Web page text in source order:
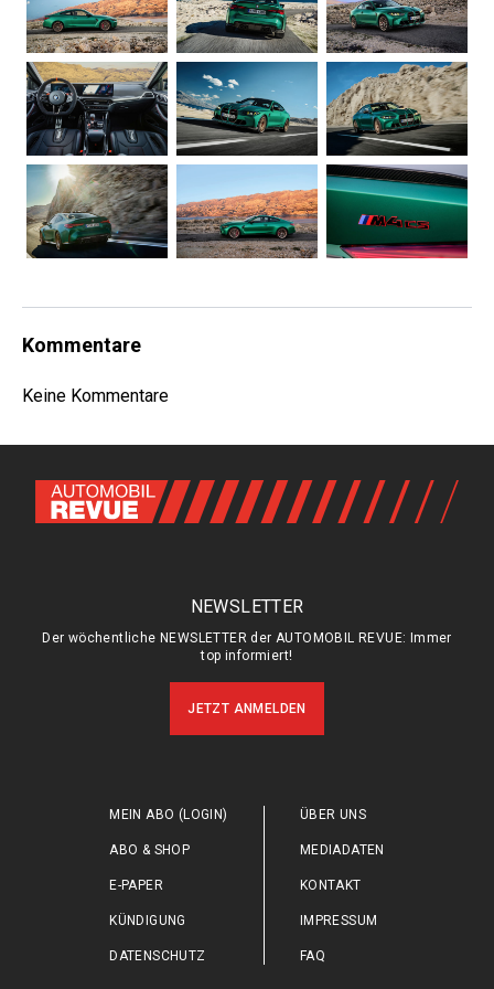
Kommentare
Keine Kommentare
NEWSLETTER
Der wöchentliche NEWSLETTER der AUTOMOBIL REVUE: Immer
top informiert!
JETZT ANMELDEN
MEIN ABO (LOGIN)
ABO & SHOP
E-PAPER
KÜNDIGUNG
DATENSCHUTZ
ÜBER UNS
MEDIADATEN
KONTAKT
IMPRESSUM
FAQ